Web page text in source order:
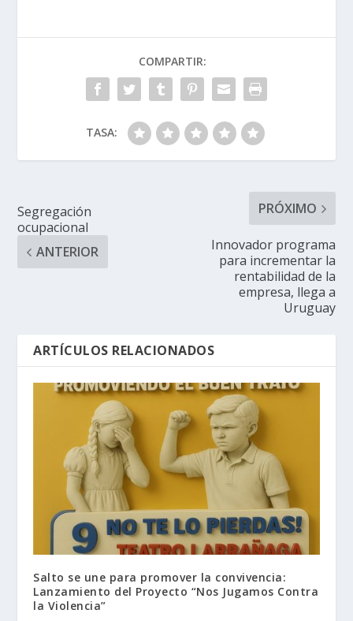
COMPARTIR:
TASA:
Segregación
ocupacional
ANTERIOR
PRÓXIMO
Innovador programa
para incrementar la
rentabilidad de la
empresa, llega a
Uruguay
ARTÍCULOS RELACIONADOS
Salto se une para promover la convivencia:
Lanzamiento del Proyecto “Nos Jugamos Contra
la Violencia”